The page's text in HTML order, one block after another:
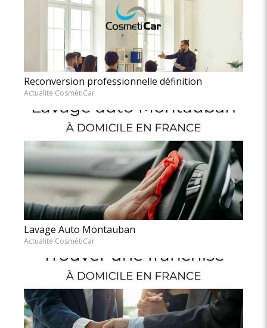
Reconversion professionnelle définition
Actualité CosmétiCar
Lavage Auto Montauban
Actualité CosmétiCar